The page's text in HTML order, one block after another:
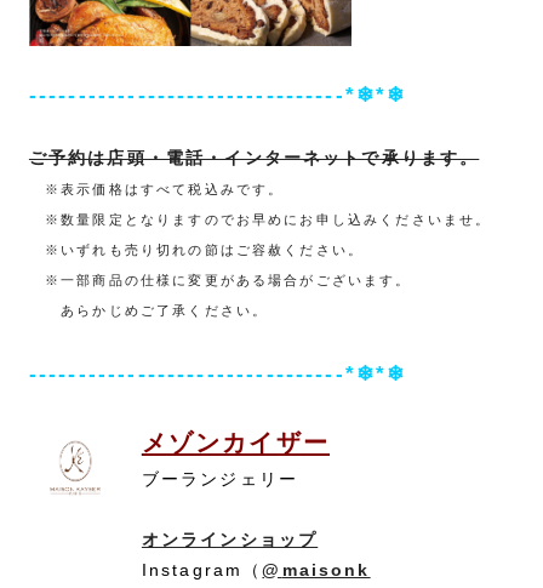
--------------------------------*❄*❄
ご予約は店頭・電話・インターネットで承ります。
※表示価格はすべて税込みです。
※数量限定となりますのでお早めにお申し込みくださいませ。
※いずれも売り切れの節はご容赦ください。
※一部商品の仕様に変更がある場合がございます。
あらかじめご了承ください。
--------------------------------*❄*❄
メゾンカイザー
ブーランジェリー
オンラインショップ
Instagram（@ maisonk